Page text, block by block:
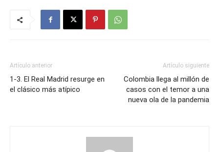
Artículo anterior
1-3. El Real Madrid resurge en
el clásico más atípico
Artículo siguiente
Colombia llega al millón de
casos con el temor a una
nueva ola de la pandemia